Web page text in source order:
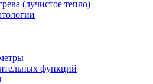
(лучистое тепло)
функций